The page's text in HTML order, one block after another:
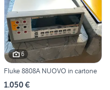
6
Fluke 8808A NUOVO in cartone
1.050 €